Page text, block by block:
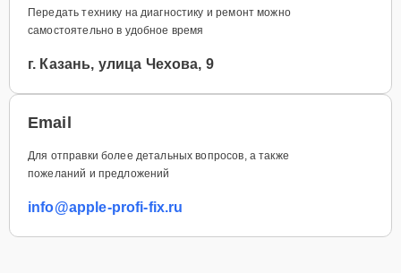
Передать технику на диагностику и ремонт можно
самостоятельно в удобное время
г. Казань, улица Чехова, 9
Email
Для отправки более детальных вопросов, а также
пожеланий и предложений
info@apple-profi-fix.ru